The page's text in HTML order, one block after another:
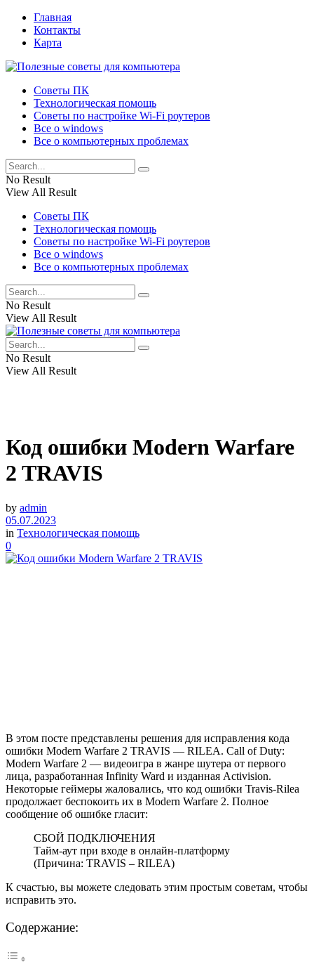
Главная
Контакты
Карта
Советы ПК
Технологическая помощь
Советы по настройке Wi-Fi роутеров
Все о windows
Все о компьютерных проблемах
No Result
View All Result
Советы ПК
Технологическая помощь
Советы по настройке Wi-Fi роутеров
Все о windows
Все о компьютерных проблемах
No Result
View All Result
No Result
View All Result
Код ошибки Modern Warfare
2 TRAVIS
by admin
05.07.2023
in Технологическая помощь
0
В этом посте представлены решения для исправления кода
ошибки Modern Warfare 2 TRAVIS — RILEA. Call of Duty:
Modern Warfare 2 — видеоигра в жанре шутера от первого
лица, разработанная Infinity Ward и изданная Activision.
Некоторые геймеры жаловались, что код ошибки Travis-Rilea
продолжает беспокоить их в Modern Warfare 2. Полное
сообщение об ошибке гласит:
СБОЙ ПОДКЛЮЧЕНИЯ
Тайм-аут при входе в онлайн-платформу
(Причина: TRAVIS – RILEA)
К счастью, вы можете следовать этим простым советам, чтобы
исправить это.
Содержание: